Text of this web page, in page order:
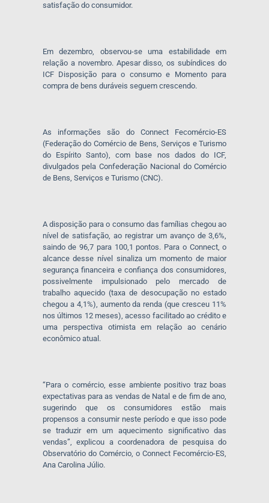
satisfação do consumidor.
Em dezembro, observou-se uma estabilidade em
relação a novembro. Apesar disso, os subíndices do
ICF Disposição para o consumo e Momento para
compra de bens duráveis seguem crescendo.
As informações são do Connect Fecomércio-ES
(Federação do Comércio de Bens, Serviços e Turismo
do Espírito Santo), com base nos dados do ICF,
divulgados pela Confederação Nacional do Comércio
de Bens, Serviços e Turismo (CNC).
A disposição para o consumo das famílias chegou ao
nível de satisfação, ao registrar um avanço de 3,6%,
saindo de 96,7 para 100,1 pontos. Para o Connect, o
alcance desse nível sinaliza um momento de maior
segurança financeira e confiança dos consumidores,
possivelmente impulsionado pelo mercado de
trabalho aquecido (taxa de desocupação no estado
chegou a 4,1%), aumento da renda (que cresceu 11%
nos últimos 12 meses), acesso facilitado ao crédito e
uma perspectiva otimista em relação ao cenário
econômico atual.
“Para o comércio, esse ambiente positivo traz boas
expectativas para as vendas de Natal e de fim de ano,
sugerindo que os consumidores estão mais
propensos a consumir neste período e que isso pode
se traduzir em um aquecimento significativo das
vendas”, explicou a coordenadora de pesquisa do
Observatório do Comércio, o Connect Fecomércio-ES,
Ana Carolina Júlio.